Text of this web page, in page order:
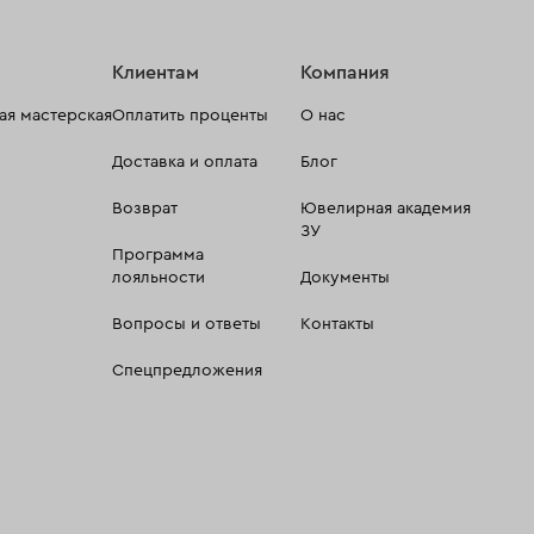
мастерская
Клиентам
Оплатить проценты
Доставка и оплата
Возврат
Программа
лояльности
Вопросы и ответы
Спецпредложения
Компания
О нас
Блог
Ювелирная академия
ЗУ
Документы
Контакты